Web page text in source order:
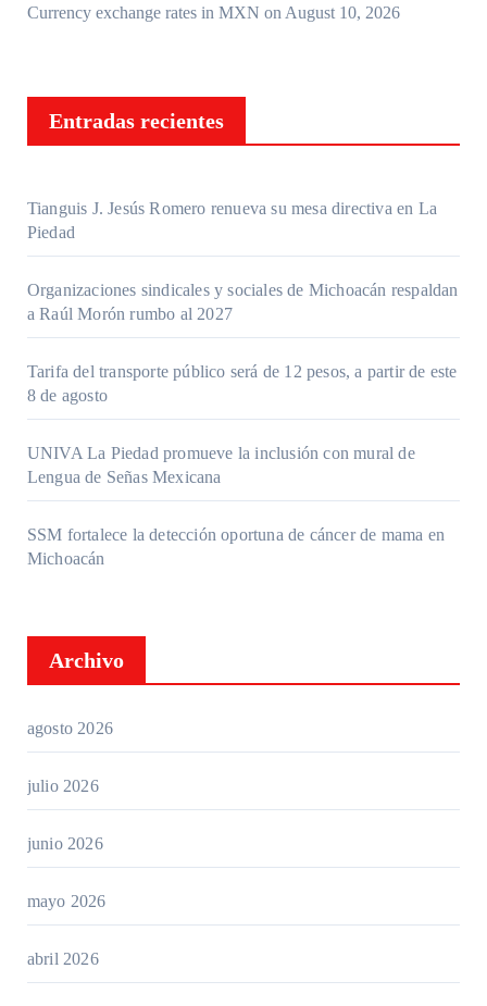
Currency exchange rates in MXN on August 10, 2026
Entradas recientes
Tianguis J. Jesús Romero renueva su mesa directiva en La
Piedad
Organizaciones sindicales y sociales de Michoacán respaldan
a Raúl Morón rumbo al 2027
Tarifa del transporte público será de 12 pesos, a partir de este
8 de agosto
UNIVA La Piedad promueve la inclusión con mural de
Lengua de Señas Mexicana
SSM fortalece la detección oportuna de cáncer de mama en
Michoacán
Archivo
agosto 2026
julio 2026
junio 2026
mayo 2026
abril 2026